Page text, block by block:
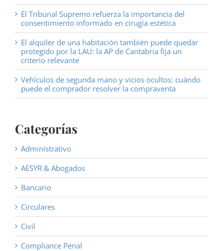
El Tribunal Supremo refuerza la importancia del
consentimiento informado en cirugía estética
El alquiler de una habitación también puede quedar
protegido por la LAU: la AP de Cantabria fija un
criterio relevante
Vehículos de segunda mano y vicios ocultos: cuándo
puede el comprador resolver la compraventa
Categorías
Administrativo
AESYR & Abogados
Bancario
Circulares
Civil
Compliance Penal